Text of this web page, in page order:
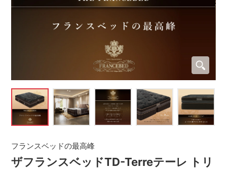
ザフランスベッドTD-Terreテーレ トリ
フランスベッドの最高峰